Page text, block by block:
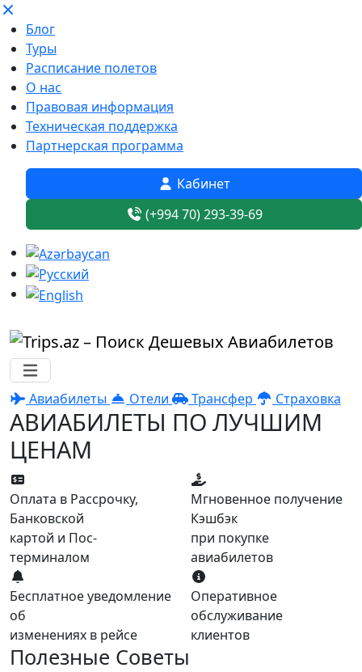
Блог
Туры
Расписание полетов
О нас
Правовая информация
Техническая поддержка
Партнерская программа
Кабинет
(+994 70) 293-39-69
Авиабилеты Отели Трансфер Страховка
АВИАБИЛЕТЫ ПО ЛУЧШИМ
ЦЕНАМ
Оплата в Рассрочку,
Банковской
картой и Пос-
терминалом
Мгновенное получение
Кэшбэк
при покупке
авиабилетов
Бесплатное уведомление
об
изменениях в рейсе
Оперативное
обслуживание
клиентов
Полезные Советы